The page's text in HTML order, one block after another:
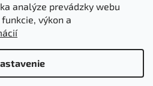
analýze prevádzky webu
výkon a